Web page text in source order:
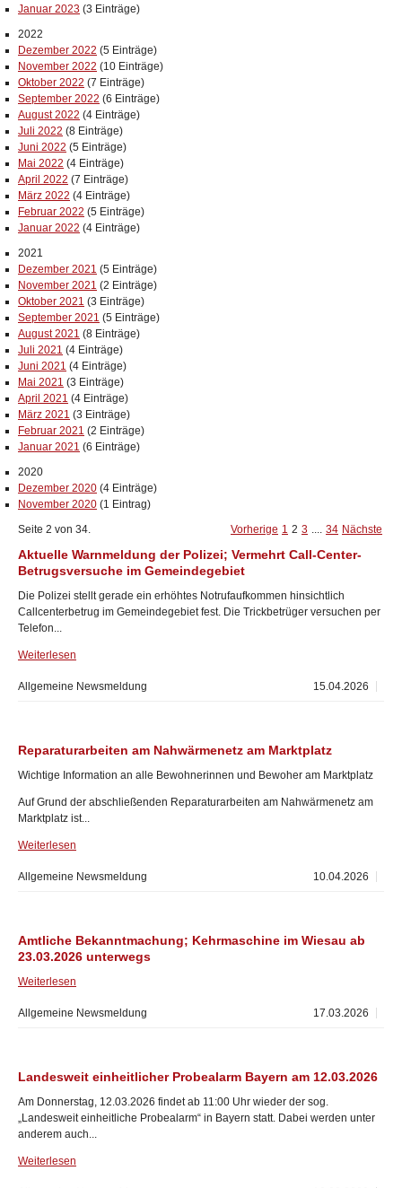
Januar 2023 (3 Einträge)
2022
Dezember 2022 (5 Einträge)
November 2022 (10 Einträge)
Oktober 2022 (7 Einträge)
September 2022 (6 Einträge)
August 2022 (4 Einträge)
Juli 2022 (8 Einträge)
Juni 2022 (5 Einträge)
Mai 2022 (4 Einträge)
April 2022 (7 Einträge)
März 2022 (4 Einträge)
Februar 2022 (5 Einträge)
Januar 2022 (4 Einträge)
2021
Dezember 2021 (5 Einträge)
November 2021 (2 Einträge)
Oktober 2021 (3 Einträge)
September 2021 (5 Einträge)
August 2021 (8 Einträge)
Juli 2021 (4 Einträge)
Juni 2021 (4 Einträge)
Mai 2021 (3 Einträge)
April 2021 (4 Einträge)
März 2021 (3 Einträge)
Februar 2021 (2 Einträge)
Januar 2021 (6 Einträge)
2020
Dezember 2020 (4 Einträge)
November 2020 (1 Eintrag)
Seite 2 von 34.
Vorherige 1 2 3 .... 34 Nächste
Aktuelle Warnmeldung der Polizei; Vermehrt Call-Center-
Betrugsversuche im Gemeindegebiet
Die Polizei stellt gerade ein erhöhtes Notrufaufkommen hinsichtlich
Callcenterbetrug im Gemeindegebiet fest. Die Trickbetrüger versuchen per
Telefon...
Weiterlesen
15.04.2026
Allgemeine Newsmeldung
Reparaturarbeiten am Nahwärmenetz am Marktplatz
Wichtige Information an alle Bewohnerinnen und Bewoher am Marktplatz
Auf Grund der abschließenden Reparaturarbeiten am Nahwärmenetz am
Marktplatz ist...
Weiterlesen
10.04.2026
Allgemeine Newsmeldung
Amtliche Bekanntmachung; Kehrmaschine im Wiesau ab
23.03.2026 unterwegs
Weiterlesen
17.03.2026
Allgemeine Newsmeldung
Landesweit einheitlicher Probealarm Bayern am 12.03.2026
Am Donnerstag, 12.03.2026 findet ab 11:00 Uhr wieder der sog.
„Landesweit einheitliche Probealarm“ in Bayern statt. Dabei werden unter
anderem auch...
Weiterlesen